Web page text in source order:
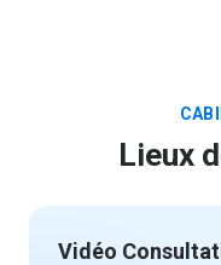
Lieux
Vidéo